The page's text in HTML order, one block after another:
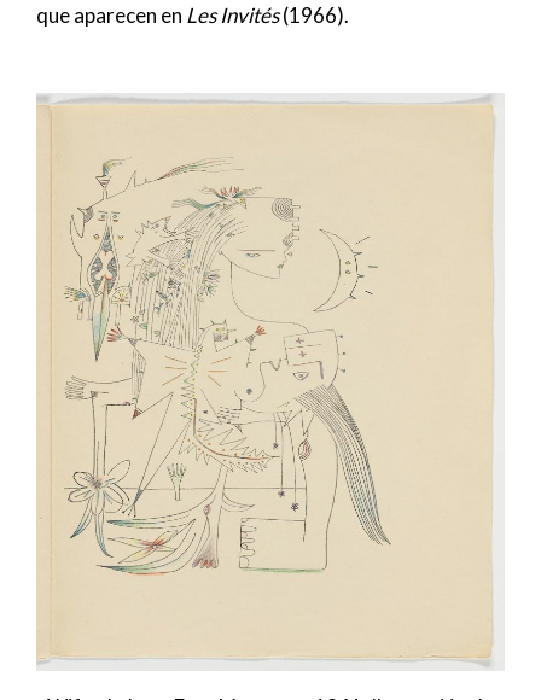
que aparecen en Les Invités(1966).